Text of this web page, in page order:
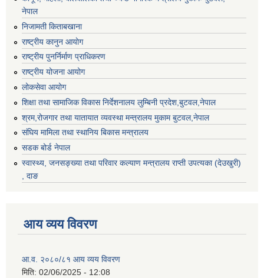
नेपाल
निजामती किताबखाना
राष्ट्रीय कानुन आयाेग
राष्ट्रीय पुनर्निर्माण प्राधिकरण
राष्ट्रीय योजना आयोग
लोकसेवा आयोग
शिक्षा तथा सामाजिक विकास निर्देशनालय लुम्बिनी प्रदेश,बुटवल,नेपाल
श्रम,रोजगार तथा यातायात व्यवस्था मन्त्रालय मुकाम बुटवल,नेपाल
संघिय मामिला तथा स्थानिय बिकास मन्त्रालय
सडक बोर्ड नेपाल
स्वास्थ्य, जनसङ्ख्या तथा परिवार कल्याण मन्त्रालय राप्ती उपत्यका (देउखुरी)
, दाङ
आय व्यय विवरण
आ.व. २०८०/८१ आय व्यय विवरण
मिति: 02/06/2025 - 12:08